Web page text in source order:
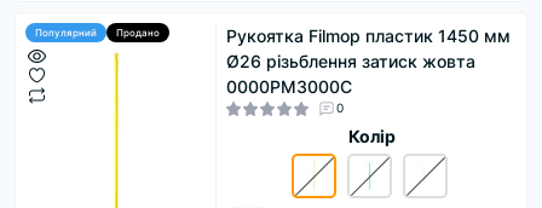
Популярний Продано
Рукоятка Filmop пластик 1450 мм
Ø26 різьблення затиск жовта
0000PM3000C
0
Колір